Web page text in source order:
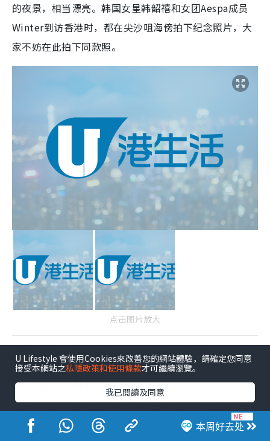
的夜景，相当漂亮。韩国女星韩韶禧和女团Aespa成员
Winter到访香港时，都在尖沙咀海傍拍下纪念照片，大
家不妨在此拍下同款照。
点击图片放大
香港打卡景点｜15. 九龙公园
文物探知馆
位于九龙公园内的香港文物探知馆最近成为游客的人气
打卡景点之一，前身为威菲路军营S61及S62座，其后修
本周好去处
U Lifestyle 會使用Cookies來改善您的網站體驗，請確定您同意
接受本網站之私隱政策和使用條款才可繼續瀏覽。
我已閱讀及同意